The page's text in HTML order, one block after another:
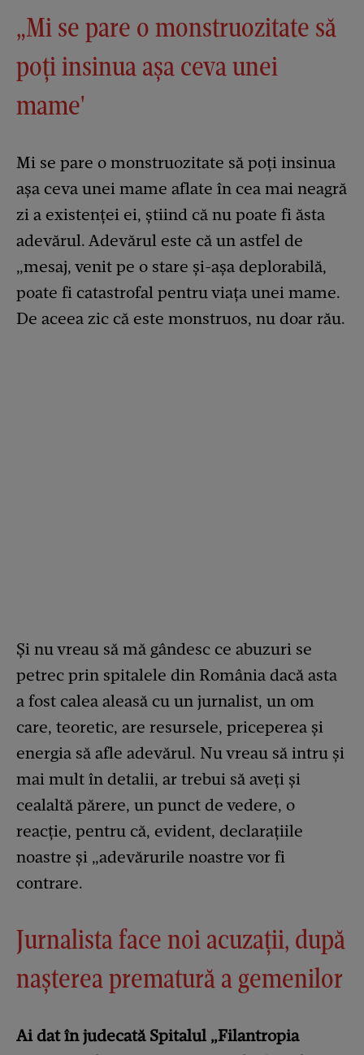
„Mi se pare o monstruozitate să
poți insinua așa ceva unei
mame'
Mi se pare o monstruozitate să poți insinua
așa ceva unei mame aflate în cea mai neagră
zi a existenței ei, știind că nu poate fi ăsta
adevărul. Adevărul este că un astfel de
„mesaj, venit pe o stare și-așa deplorabilă,
poate fi catastrofal pentru viața unei mame.
De aceea zic că este monstruos, nu doar rău.
Și nu vreau să mă gândesc ce abuzuri se
petrec prin spitalele din România dacă asta
a fost calea aleasă cu un jurnalist, un om
care, teoretic, are resursele, priceperea și
energia să afle adevărul. Nu vreau să intru și
mai mult în detalii, ar trebui să aveți și
cealaltă părere, un punct de vedere, o
reacție, pentru că, evident, declarațiile
noastre și „adevărurile noastre vor fi
contrare.
Jurnalista face noi acuzații, după
nașterea prematură a gemenilor
Ai dat în judecată Spitalul „Filantropia